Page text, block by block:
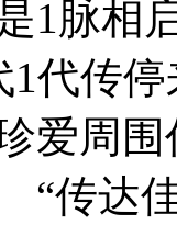
1脉
1代传
爱周
传达